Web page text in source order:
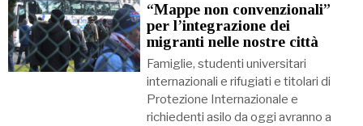
“Mappe non convenzionali”
per l’integrazione dei
migranti nelle nostre città
Famiglie, studenti universitari
internazionali e rifugiati e titolari di
Protezione Internazionale e
richiedenti asilo da oggi avranno a